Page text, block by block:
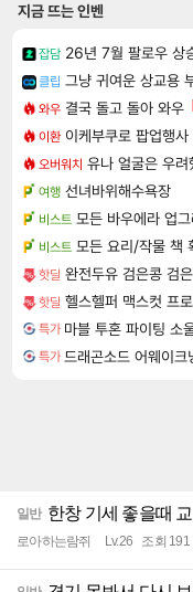
지금 뜨는 인벤
잡담 26년 7월 팔로우
클립 그냥 귀여운 상교용
와우 결국 돌고 돌아 와우
이환 이케부쿠로 팝업행
오버워치 유나 얼굴은 우
여행 선녀바위해수욕장
비스트 모든 바우에라 업
비스트 모든 요리/작물 책
핫딜 완전두유 검은콩 검
핫딜 헬스헬퍼 맥스컷 프
특가
특가
일반 한창 기세 좋을때
로아하는람쥐 Lv.26 조회 191